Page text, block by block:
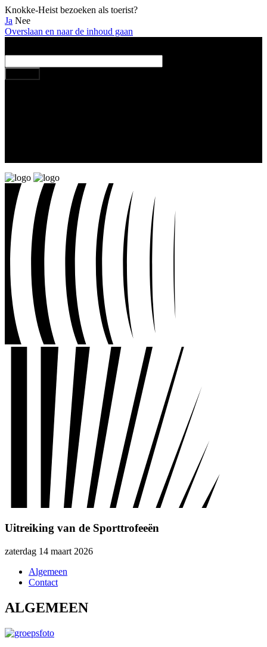
Knokke-Heist bezoeken als toerist?
Ja Nee
Overslaan en naar de inhoud gaan
Uitreiking van de Sporttrofeeën
zaterdag 14 maart 2026
Algemeen
Contact
ALGEMEEN